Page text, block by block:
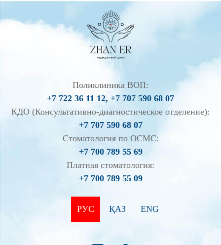
Поликлиника ВОП:
+7 722 36 11 12, +7 707 590 68 07
КДО (Консультативно-диагностическое отделение):
+7 707 590 68 07
Стоматология по ОСМС:
+7 700 789 55 69
Платная стоматология:
+7 700 789 55 09
РУС ҚАЗ ENG